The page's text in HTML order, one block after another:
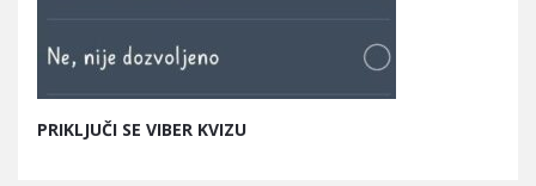
PRIKLJUČI SE VIBER KVIZU